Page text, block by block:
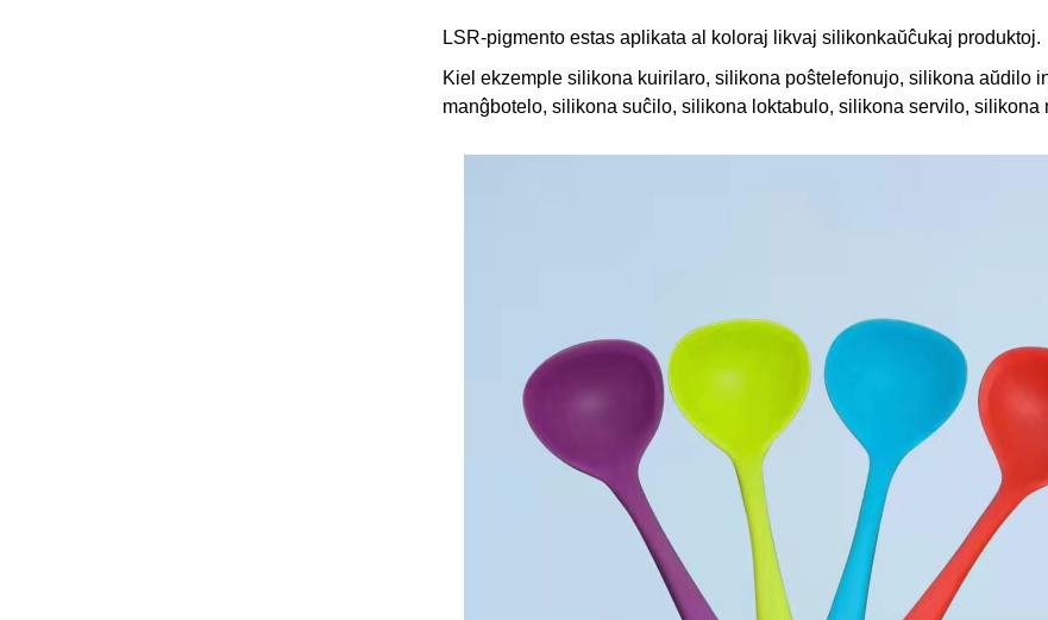
LSR-pigmento estas aplikata al koloraj likvaj silikonkaŭĉukaj produktoj.
Kiel ekzemple silikona kuirilaro, silikona poŝtelefonujo, silikona aŭdilo
manĝbotelo, silikona suĉilo, silikona loktabulo, silikona servilo, silikona